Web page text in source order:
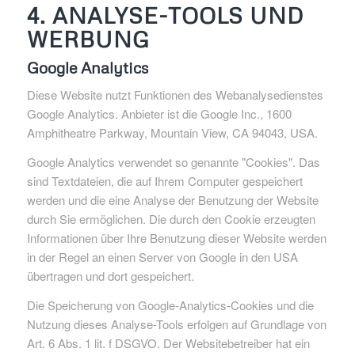
4. ANALYSE-TOOLS UND
WERBUNG
Google Analytics
Diese Website nutzt Funktionen des Webanalysedienstes
Google Analytics. Anbieter ist die Google Inc., 1600
Amphitheatre Parkway, Mountain View, CA 94043, USA.
Google Analytics verwendet so genannte "Cookies". Das
sind Textdateien, die auf Ihrem Computer gespeichert
werden und die eine Analyse der Benutzung der Website
durch Sie ermöglichen. Die durch den Cookie erzeugten
Informationen über Ihre Benutzung dieser Website werden
in der Regel an einen Server von Google in den USA
übertragen und dort gespeichert.
Die Speicherung von Google-Analytics-Cookies und die
Nutzung dieses Analyse-Tools erfolgen auf Grundlage von
Art. 6 Abs. 1 lit. f DSGVO. Der Websitebetreiber hat ein